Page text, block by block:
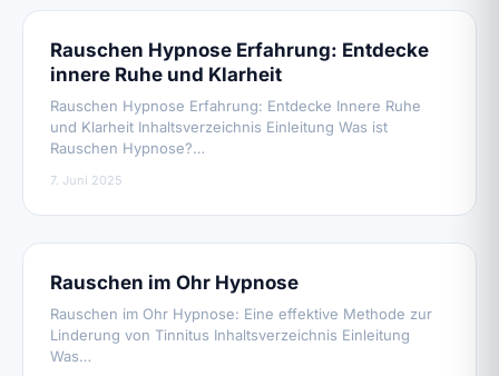
Rauschen Hypnose Erfahrung: Entdecke
innere Ruhe und Klarheit
Rauschen Hypnose Erfahrung: Entdecke Innere Ruhe
und Klarheit Inhaltsverzeichnis Einleitung Was ist
Rauschen Hypnose?…
7. Juni 2025
Rauschen im Ohr Hypnose
Rauschen im Ohr Hypnose: Eine effektive Methode zur
Linderung von Tinnitus Inhaltsverzeichnis Einleitung
Was…